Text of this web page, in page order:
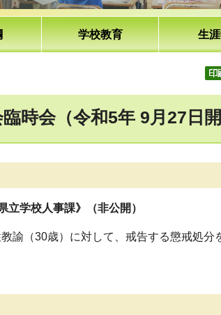
学校教育 生
時会（令和5年 9月27日
学校人事課》（非公開）
諭（30歳）に対して、戒告する懲戒処分